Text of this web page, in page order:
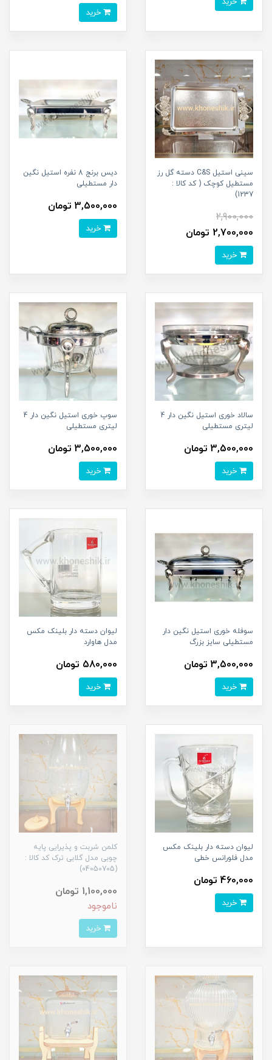
سینی استیل C&S دسته گل رز
مستطیل کوچک ( کد کالا :
1237)
2,900,000
2,700,000 تومان
دیس برنج 8 نفره استیل نگین
دار مستطیلی
3,500,000 تومان
سالاد خوری استیل نگین دار 4
لیتری مستطیلی
3,500,000 تومان
سوپ خوری استیل نگین دار 4
لیتری مستطیلی
3,500,000 تومان
سوفله خوری استیل نگین دار
مستطیلی سایز بزرگ
3,500,000 تومان
لیوان دسته دار بلینک مکس
مدل هاوارد
580,000 تومان
لیوان دسته دار بلینک مکس
مدل فلورانس خطی
460,000 تومان
کلمن شربت و پذیرایی پایه
چوبی مدل گلابی ترک کد کالا :
(04050705)
1,100,000 تومان
ناموجود